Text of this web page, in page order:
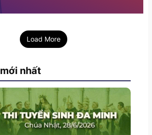
Load More
nhất